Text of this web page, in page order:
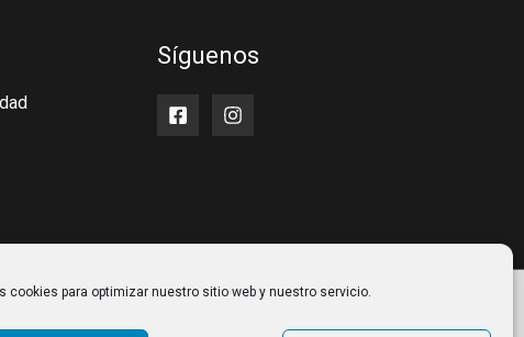
cookies para optimizar nuestro sitio web y nuestro servicio.
Síguenos